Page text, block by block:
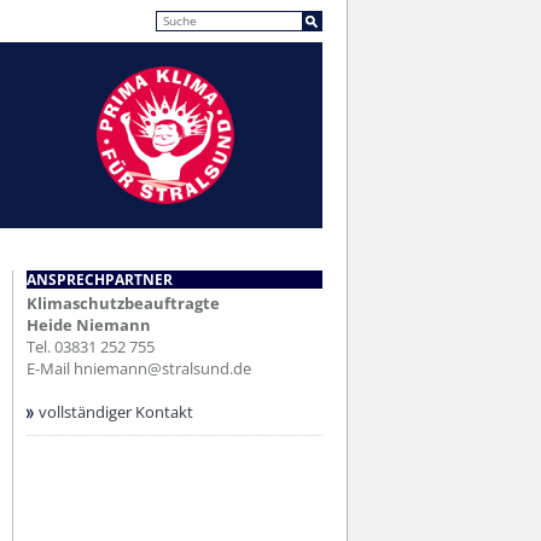
ANSPRECHPARTNER
Klimaschutzbeauftragte
Heide Niemann
Tel.03831 252 755
E-Mail hniemann@stralsund.de
vollständiger Kontakt